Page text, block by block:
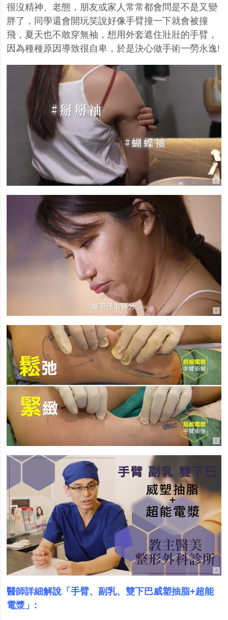
很沒精神、老態，朋友或家人常常都會問是不是又變
胖了，同學還會開玩笑說好像手臂撞一下就會被撞
飛，夏天也不敢穿無袖，想用外套遮住壯壯的手臂，
因為種種原因導致很自卑，於是決心做手術一勞永逸!
醫師詳細解說「手臂、副乳、雙下巴威塑抽脂+超能
電漿」 :